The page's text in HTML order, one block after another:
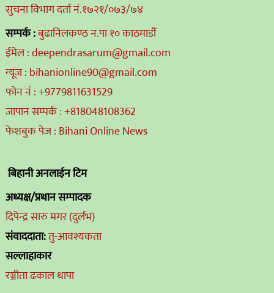
सुचना विभाग दर्ता नं.१७२१/०७३/७४
सम्पर्क :बुढानिलकण्ठ न.पा १० काठमाडौं
ईमेल : deependrasarum@gmail.com
न्यूज : bihanionline90@gmail.com
फोन नं : +9779811631529
जापान सम्पर्क : +818048108362
फेशबुक पेज : Bihani Online News
बिहानी अनलाईन टिम
अध्यक्ष/प्रधान सम्पादक
दिपेन्द्र सारु मगर (दुर्लभ)
संवाददाता:तु-आवश्यकता
सल्लाहाकार
रञ्जीता ढकाल थापा